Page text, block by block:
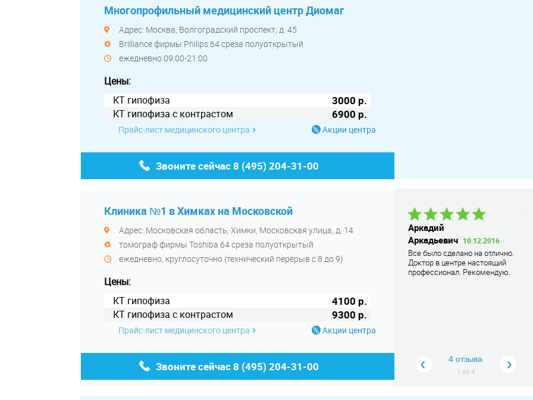
Многопрофильный медицинский центр Диомаг
Адрес: Москва, Волгоградский проспект, д. 45
Brilliance фирмы Philips 64 среза полуоткрытый
ежедневно 09:00-21:00
Цены:
КТ гипофиза
3000 р.
КТ гипофиза с контрастом 6900 р.
Прайс-лист медицинского центра Акции центра
Звоните сейчас8 (495) 204-31-00
Клиника №1 в Химках на Московской
Адрес: Московская область, Химки, Московская улица, д. 14
томограф фирмы Toshiba 64 среза полуоткрытый
ежедневно, круглосуточно (технический перерыв с 8 до 9)
Цены:
КТ гипофиза
4100 р.
КТ гипофиза с контрастом 9300 р.
Прайс-лист медицинского центра Акции центра
Звоните сейчас8 (495) 204-31-00
Нареканий к клинике нет. Все,
быстро сделали, результаты
качественные, обслуживание на
уровне
Аркадий
Аркадьевич 10.12.2016
Все было сделано на отлично.
Доктор в центре настоящий
профессионал. Рекомендую.
4 отзыва
1 из 4